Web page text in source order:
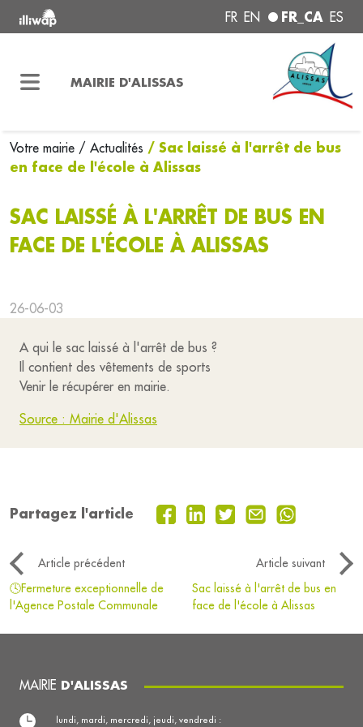
FR EN FR_CA ES
MAIRIE D'ALISSAS
Votre mairie / Actualités / Sac laissé à l'arrêt de bus
en face de l'école à Alissas
SAC LAISSÉ À L'ARRÊT DE BUS EN
FACE DE L'ÉCOLE À ALISSAS
26-06-03
A qui le sac laissé à l'arrêt de bus ?
Il contient des vêtements de sports
Venir le récupérer en mairie.
Source : Mairie d'Alissas
Partagez l'article
Article précédent
Article suivant
🕓Fermeture exceptionnelle de
l'Agence Postale Communale
Sac laissé à l'arrêt de bus en
face de l'école à Alissas
MAIRIE D'ALISSAS
lundi, mardi, mercredi, jeudi, vendredi :